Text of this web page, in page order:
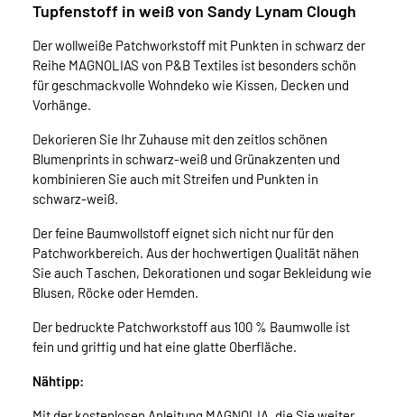
Tupfenstoff in weiß von Sandy Lynam Clough
Der wollweiße Patchworkstoff mit Punkten in schwarz der
Reihe MAGNOLIAS von P&B Textiles ist besonders schön
für geschmackvolle Wohndeko wie Kissen, Decken und
Vorhänge.
Dekorieren Sie Ihr Zuhause mit den zeitlos schönen
Blumenprints in schwarz-weiß und Grünakzenten und
kombinieren Sie auch mit Streifen und Punkten in
schwarz-weiß.
Der feine Baumwollstoff eignet sich nicht nur für den
Patchworkbereich. Aus der hochwertigen Qualität nähen
Sie auch Taschen, Dekorationen und sogar Bekleidung wie
Blusen, Röcke oder Hemden.
Der bedruckte Patchworkstoff aus 100 % Baumwolle ist
fein und griffig und hat eine glatte Oberfläche.
Nähtipp: